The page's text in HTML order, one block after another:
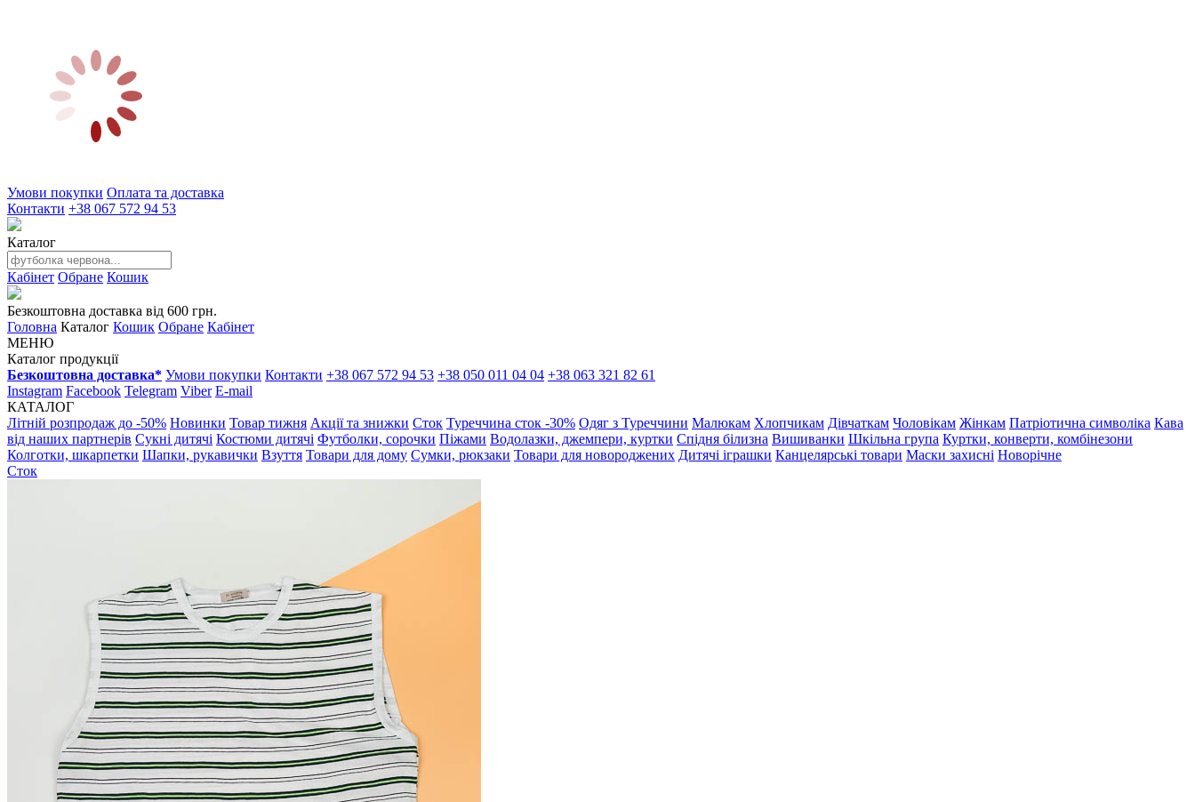
Умови покупки Оплата та доставка
Контакти +38 067 572 94 53
Каталог
Кабінет Обране Кошик
Безкоштовна доставка від 600 грн.
Головна Каталог Кошик Обране Кабінет
МЕНЮ
Каталог продукції
Безкоштовна доставка* Умови покупки Контакти +38 067 572 94 53 +38 050 011 04 04 +38 063 321 82 61
Instagram Facebook Telegram Viber E-mail
КАТАЛОГ
Літній розпродаж до -50% Новинки Товар тижня Акції та знижки Сток Туреччина сток -30% Одяг з Туреччини Малюкам Хлопчикам Дівчаткам Чоловікам Жінкам Патріотична символіка Кава
від наших партнерів Сукні дитячі Костюми дитячі Футболки, сорочки Піжами Водолазки, джемпери, куртки Спідня білизна Вишиванки Шкільна група Куртки, конверти, комбінезони
Колготки, шкарпетки Шапки, рукавички Взуття Товари для дому Сумки, рюкзаки Товари для новороджених Дитячі іграшки Канцелярські товари Маски захисні Новорічне
Сток